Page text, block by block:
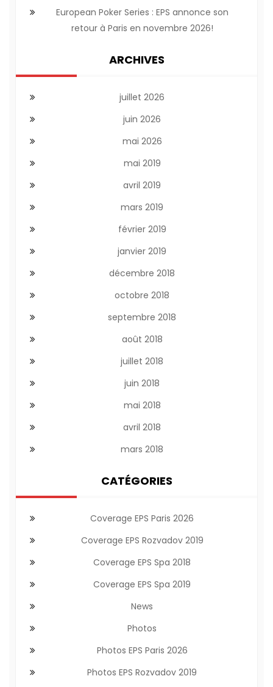
European Poker Series : EPS annonce son
retour à Paris en novembre 2026!
ARCHIVES
juillet 2026
juin 2026
mai 2026
mai 2019
avril 2019
mars 2019
février 2019
janvier 2019
décembre 2018
octobre 2018
septembre 2018
août 2018
juillet 2018
juin 2018
mai 2018
avril 2018
mars 2018
CATÉGORIES
Coverage EPS Paris 2026
Coverage EPS Rozvadov 2019
Coverage EPS Spa 2018
Coverage EPS Spa 2019
News
Photos
Photos EPS Paris 2026
Photos EPS Rozvadov 2019